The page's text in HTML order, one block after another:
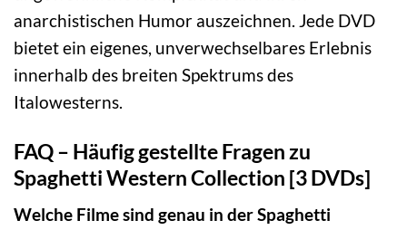
anarchistischen Humor auszeichnen. Jede DVD
bietet ein eigenes, unverwechselbares Erlebnis
innerhalb des breiten Spektrums des
Italowesterns.
FAQ – Häufig gestellte Fragen zu
Spaghetti Western Collection [3 DVDs]
Welche Filme sind genau in der Spaghetti